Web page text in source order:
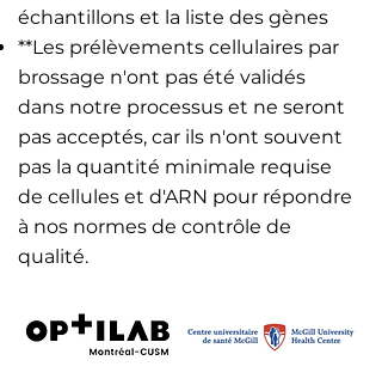
échantillons et la liste des gènes
**Les prélèvements cellulaires par
brossage n'ont pas été validés
dans notre processus et ne seront
pas acceptés, car ils n'ont souvent
pas la quantité minimale requise
de cellules et d'ARN pour répondre
à nos normes de contrôle de
qualité.